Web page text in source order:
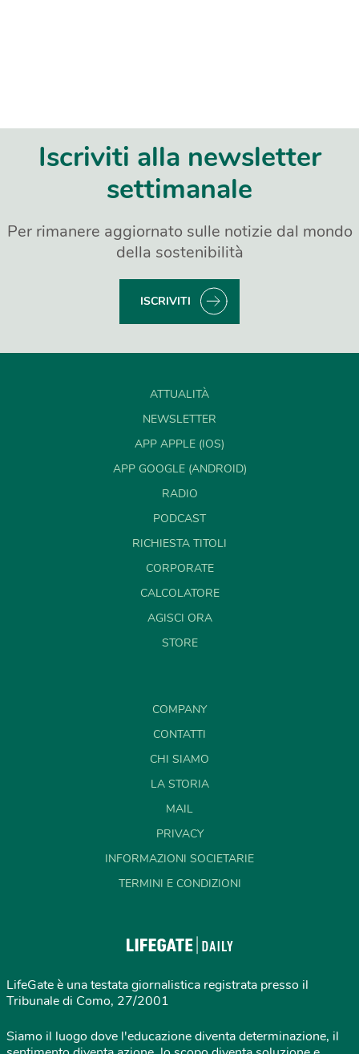
Iscriviti alla newsletter
settimanale
Per rimanere aggiornato sulle notizie dal mondo
della sostenibilità
ISCRIVITI
ATTUALITÀ
NEWSLETTER
APP APPLE (IOS)
APP GOOGLE (ANDROID)
RADIO
PODCAST
RICHIESTA TITOLI
CORPORATE
CALCOLATORE
AGISCI ORA
STORE
COMPANY
CONTATTI
CHI SIAMO
LA STORIA
MAIL
PRIVACY
INFORMAZIONI SOCIETARIE
TERMINI E CONDIZIONI
LifeGate è una testata giornalistica registrata presso il
Tribunale di Como, 27/2001
Siamo il luogo dove l'educazione diventa determinazione, il